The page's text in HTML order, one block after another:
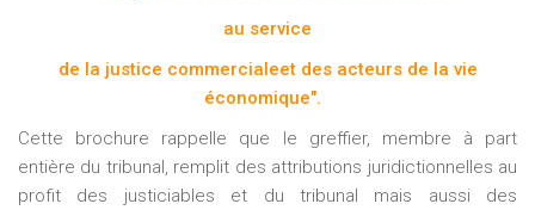
au service
de la justice commercialeet des acteurs de la vie
économique".
Cette brochure rappelle que le greffier, membre à part
entière du tribunal, remplit des attributions juridictionnelles au
profit des justiciables et du tribunal mais aussi des